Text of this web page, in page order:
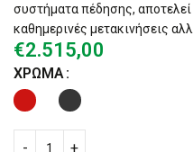
συστήματα πέδησης, αποτελεί
καθημερινές μετακινήσεις
€2.515,00
ΧΡΏΜΑ